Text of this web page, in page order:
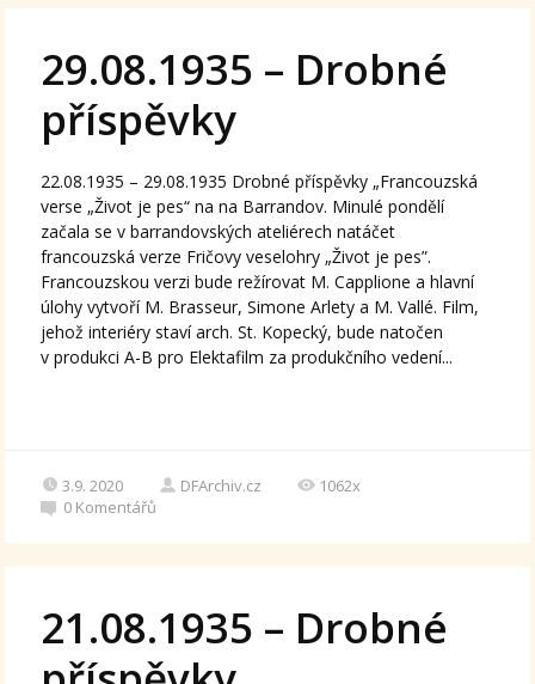
29.08.1935 – Drobné
příspěvky
22.08.1935 – 29.08.1935 Drobné příspěvky „Francouzská
verse „Život je pes“ na na Barrandov. Minulé pondělí
začala se v barrandovských ateliérech natáčet
francouzská verze Fričovy veselohry „Život je pes”.
Francouzskou verzi bude režírovat M. Capplione a hlavní
úlohy vytvoří M. Brasseur, Simone Arlety a M. Vallé. Film,
jehož interiéry staví arch. St. Kopecký, bude natočen
v produkci A-B pro Elektafilm za produkčního vedení...
3.9. 2020 DFArchiv.cz
1062x
0 Komentářů
21.08.1935 – Drobné